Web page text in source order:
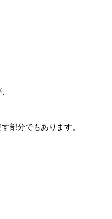
部分でもあります。